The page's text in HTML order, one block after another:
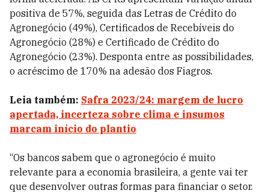
positiva de 57%, seguida das Letras de Crédito do
Agronegócio (49%), Certificados de Recebíveis do
Agronegócio (28%) e Certificado de Crédito do
Agronegócio (23%). Desponta entre as possibilidades,
o acréscimo de 170% na adesão dos Fiagros.
Leia também: Safra 2023/24: margem de lucro
apertada, incerteza sobre clima e insumos
marcam início do plantio
“Os bancos sabem que o agronegócio é muito
relevante para a economia brasileira, a gente vai ter
que desenvolver outras formas para financiar o setor.